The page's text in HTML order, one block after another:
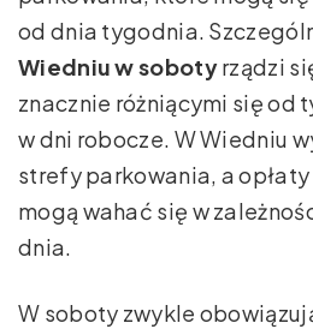
od dnia tygodnia.
Wiedniu w sobotyrządzi
znacznie różniącymi się od
w dni robocze. W Wiedniu
strefy parkowania, a
mogą wahać się w
dnia.
W soboty zwykle